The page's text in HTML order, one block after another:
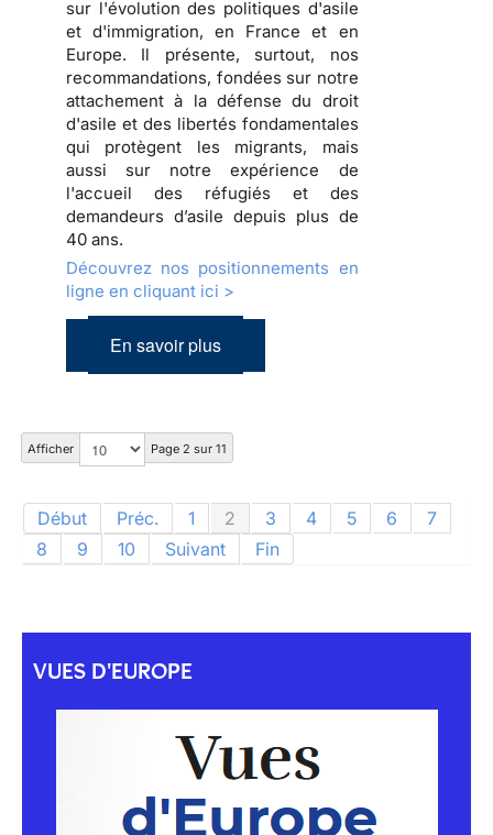
sur l'évolution des politiques d'asile
et d'immigration, en France et en
Europe. Il présente, surtout, nos
recommandations, fondées sur notre
attachement à la défense du droit
d'asile et des libertés fondamentales
qui protègent les migrants, mais
aussi sur notre expérience de
l'accueil des réfugiés et des
demandeurs d’asile depuis plus de
40 ans.
Découvrez nos positionnements en
ligne en cliquant ici >
En savoir plus
Afficher Page 2 sur 11
Début Préc. 1 2 3 4 5 6
7
8
9 10 Suivant Fin
VUES D'EUROPE